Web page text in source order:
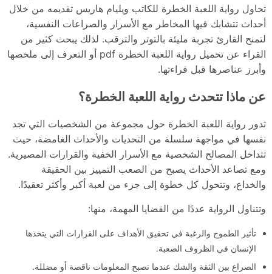
تحاول رواية اللعبة الخطرة للكاتب ويليام هاريس تقديمه من خلال
أحداث تتشابك فيها المخاطر مع الأسرار والصراعات النفسية،
لتمنح القارئ تجربة مليئة بالتوتر والترقب. لذلك يبحث كثير من
القراء عن تحميل رواية اللعبة الخطرة pdf أو التعرف إلى ملخصها
وأبرز عناصرها قبل قراءتها.
عن ماذا تتحدث رواية اللعبة الخطرة؟
تدور رواية اللعبة الخطرة حول مجموعة من الشخصيات التي تجد
نفسها في مواجهة سلسلة من التحديات والأحداث الغامضة، حيث
تتداخل المصالح الشخصية مع الأسرار الخفية والقرارات المصيرية.
ومع تصاعد الأحداث يصبح من الصعب التمييز بين الحقيقة
والخداع، وتتحول كل خطوة إلى جزء من لعبة أكبر وأكثر تعقيدًا.
وتتناول الرواية عددًا من القضايا المهمة، منها:
تأثير الطموح والرغبة في تحقيق الأهداف على القرارات التي يتخذها
الإنسان في الظروف الصعبة.
الصراع بين الثقة والشك عندما تصبح المعلومات ناقصة أو مضللة.